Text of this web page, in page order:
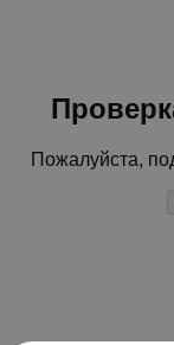
Пожалуйста,